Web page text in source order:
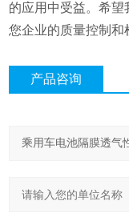
的应用中受益。希
您企业的质量控制和
产品咨询